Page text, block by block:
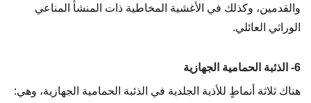
والقدمين، وكذلك في الأغشية المخاطية ذات المنشأ المناعي
الوراثي العائلي.
6- الذئبة الحمامية الجهازية
هناك ثلاثة أنماطٍ للأذية الجلدية في الذئبة الحمامية الجهازية، وهي: